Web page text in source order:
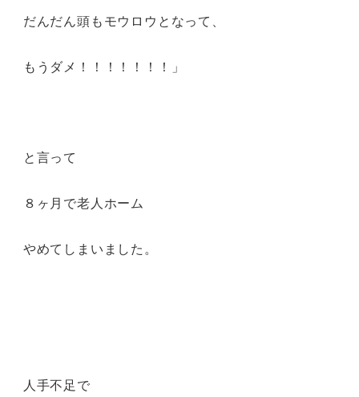
だんだん頭もモウロウとなって、
もうダメ！！！！！！！」
と言って
８ヶ月で老人ホーム
やめてしまいました。
人手不足で